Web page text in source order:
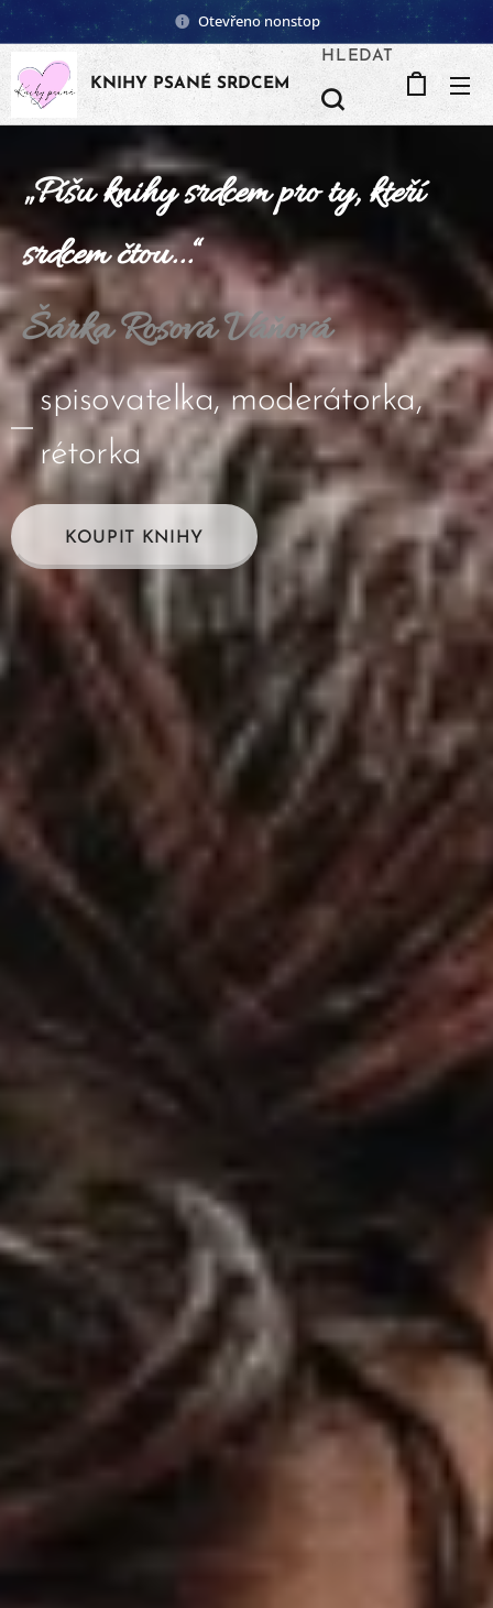
Otevřeno nonstop
KNIHY PSANÉ SRDCEM
HLEDAT
„Píšu knihy srdcem pro ty, kteří
srdcem čtou...“
Šárka Rosová Váňová
spisovatelka, moderátorka,
rétorka
KOUPIT KNIHY